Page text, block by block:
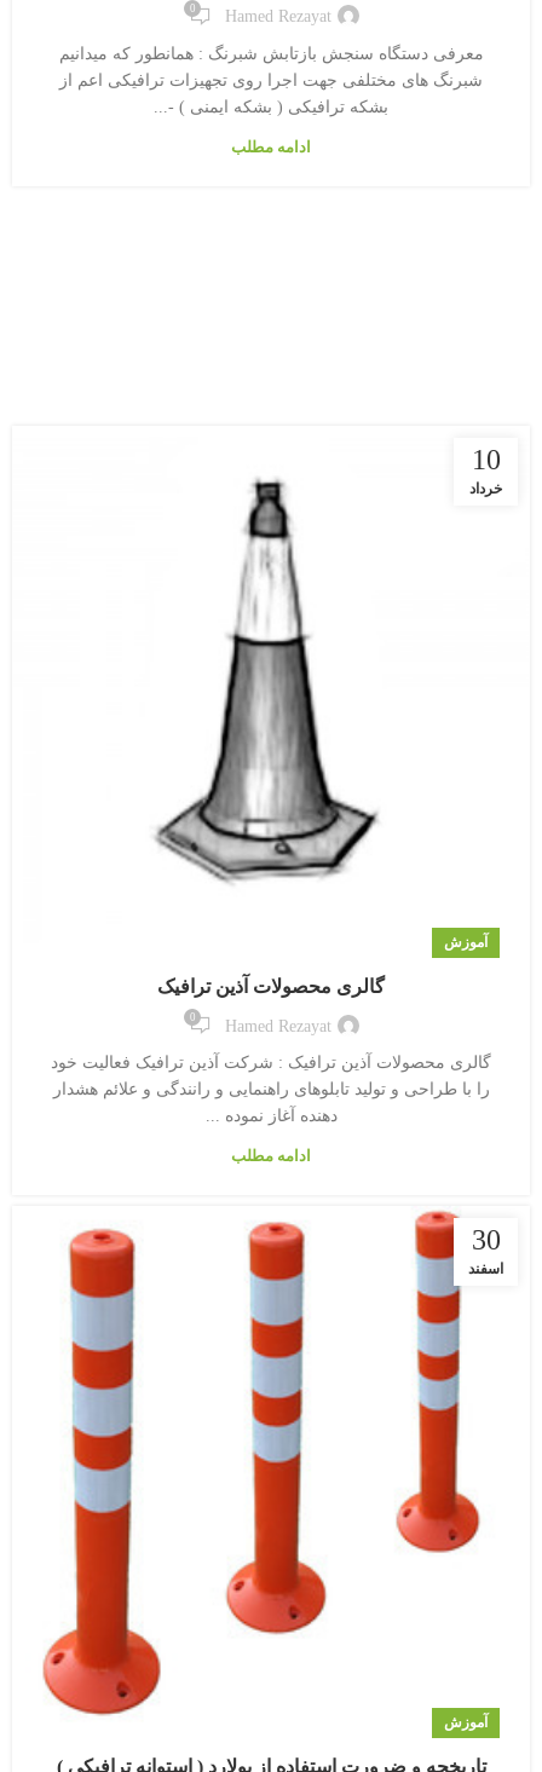
Hamed Rezayat
0
معرفی دستگاه سنجش بازتابش شبرنگ : همانطور که میدانیم
شبرنگ های مختلفی جهت اجرا روی تجهیزات ترافیکی اعم از
بشکه ترافیکی ( بشکه ایمنی ) -...
ادامه مطلب
10
خرداد
آموزش
گالری محصولات آذین ترافیک
Hamed Rezayat
0
گالری محصولات آذین ترافیک : شرکت آذین ترافیک فعالیت خود
را با طراحی و تولید تابلوهای راهنمایی و رانندگی و علائم هشدار
دهنده آغاز نموده ...
ادامه مطلب
30
اسفند
آموزش
تاریخچه و ضرورت استفاده از بولارد ( استوانه ترافیکی )